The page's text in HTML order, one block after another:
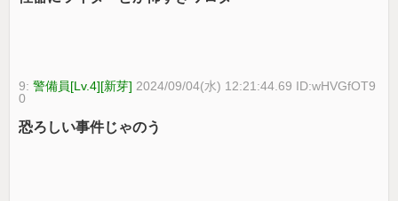
9:警備員[Lv.4][新芽] 2024/09/04(水) 12:21:44.69 ID:wHVGfOT9
0
恐ろしい事件じゃのう